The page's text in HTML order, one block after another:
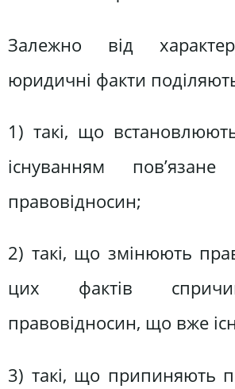
Залежно від
юридичні факти
1) такі, що
існуванням
правовідносин;
2) такі, що змінюють
цих фактів
правовідносин, що вже
3) такі, що припиняють